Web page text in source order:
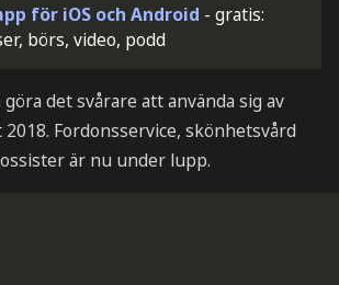
för iOS och Android - gratis:
börs, video, podd
det svårare att använda sig av
Fordonsservice, skönhetsvård
är nu under lupp.